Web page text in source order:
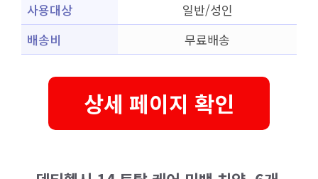
사용대상
일반/성인
배송비
무료배송
상세 페이지 확인